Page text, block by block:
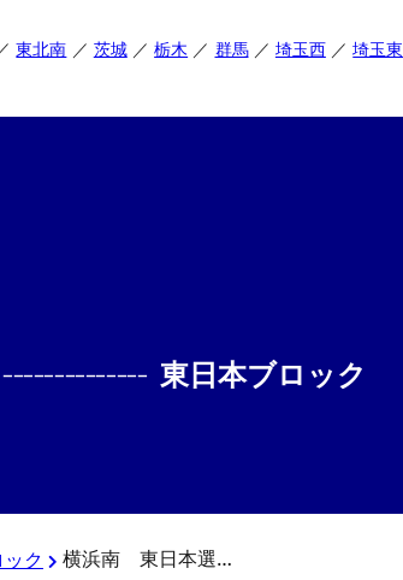
東北南 茨城 栃木 群馬 埼玉西 埼玉東
-------------- 東日本ブロック
ク 横浜南 東日本選抜 準々決勝